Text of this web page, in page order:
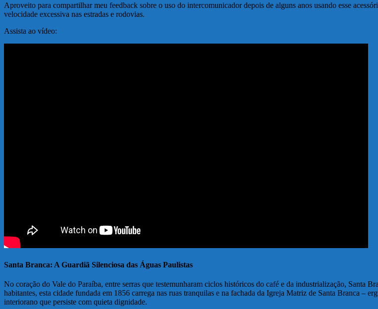
Aproveito para compartilhar meu feedback sobre o uso do intercomunicador depois de alguns anos usando esse
velocidade excessiva nas estradas e rodovias.
Assista ao vídeo:
Santa Branca: A Guardiã Silenciosa das Águas Paulistas
No coração do Vale do Paraíba, entre serras que testemunharam ciclos históricos do café e da industrialização, Santa
habitantes, esta cidade fundada em 1856 carrega nas ruas tranquilas e na fachada da Igreja Matriz de Santa Branca –
interiorano que persiste com quieta dignidade.